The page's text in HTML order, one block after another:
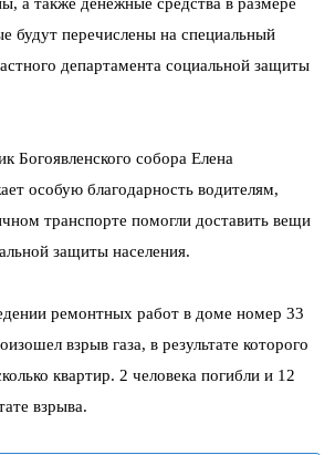
будут перечислены на специальный
департамента социальной защиты
Богоявленского собора Елена
особую благодарность водителям,
транспорте помогли доставить вещи
защиты населения.
ремонтных работ в доме номер 33
взрыв газа, в результате которого
квартир. 2 человека погибли и 12
взрыва.